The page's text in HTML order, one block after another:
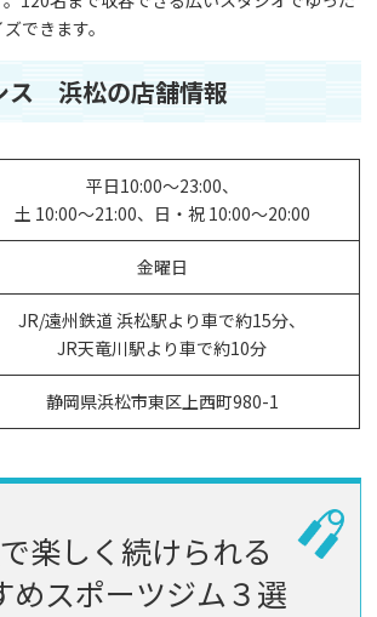
できます。
ス 浜松の店舗情報
平日10:00～23:00、
土 10:00～21:00、日・祝 10:00～20:00
金曜日
JR/遠州鉄道 浜松駅より車で約15分、
JR天竜川駅より車で約10分
静岡県浜松市東区上西町980-1
楽しく続けられる
めスポーツジム３選